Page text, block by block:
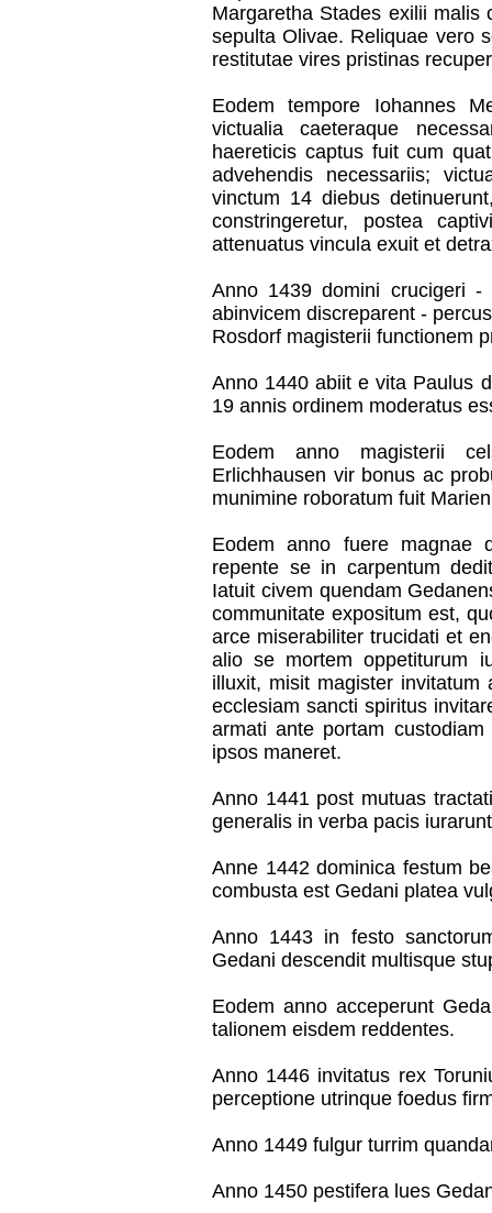
Margaretha Stades exilii
sepulta Olivae. Reliquae vero
restitutae vires pristinas
Eodem tempore Iohannes
victualia caeteraque
haereticis captus fuit cum
advehendis necessariis;
vinctum 14 diebus
constringeretur, postea
attenuatus vincula exuit et
Anno 1439 domini crucigeri
abinvicem discreparent -
Rosdorf magisterii functionem
Anno 1440 abiit e vita Paulus
19 annis ordinem moderatus
Eodem anno magisterii
Erlichhausen vir bonus ac
munimine roboratum fuit
Eodem anno fuere magnae
repente se in carpentum
Iatuit civem quendam
communitate expositum est,
arce miserabiliter trucidati et
alio se mortem oppetiturum
illuxit, misit magister
ecclesiam sancti spiritus
armati ante portam
ipsos maneret.
Anno 1441 post mutuas
generalis in verba pacis
Anne 1442 dominica festum
combusta est Gedani platea
Anno 1443 in festo
Gedani descendit multisque
Eodem anno acceperunt
talionem eisdem reddentes.
Anno 1446 invitatus rex
perceptione utrinque foedus
Anno 1449 fulgur turrim
Anno 1450 pestifera lues